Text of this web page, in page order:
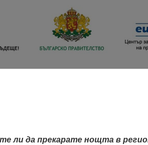
ли да прекарате нощта в